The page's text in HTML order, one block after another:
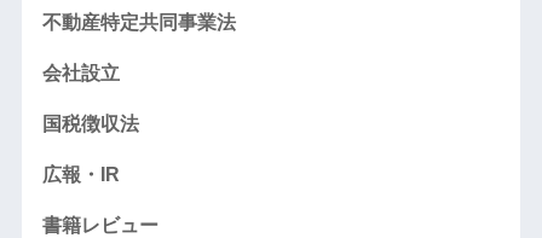
不動産特定共同事業法
会社設立
国税徴収法
広報・IR
書籍レビュー